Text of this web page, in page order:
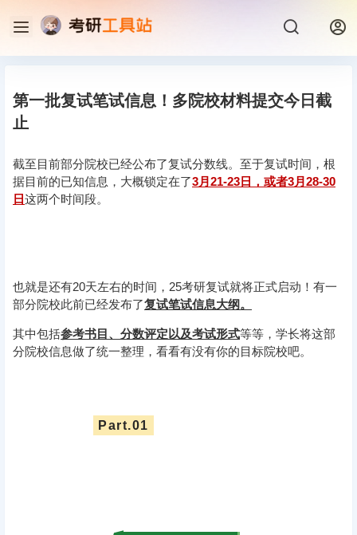
第一批复试笔试信息！多院校材料提交今日截
止
截至目前部分院校已经公布了复试分数线。至于复试时间，根
据目前的已知信息，大概锁定在了3月21-23日，或者3月28-30
日这两个时间段。
也就是还有20天左右的时间，25考研复试就将正式启动！有一
部分院校此前已经发布了复试笔试信息大纲。
其中包括参考书目、分数评定以及考试形式等等，学长将这部
分院校信息做了统一整理，看看有没有你的目标院校吧。
Part.01